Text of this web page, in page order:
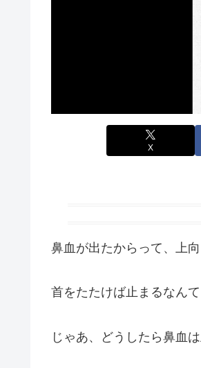
X
鼻血が出たからって、上向
首をたたけば止まるなん
じゃあ、どうしたら鼻血